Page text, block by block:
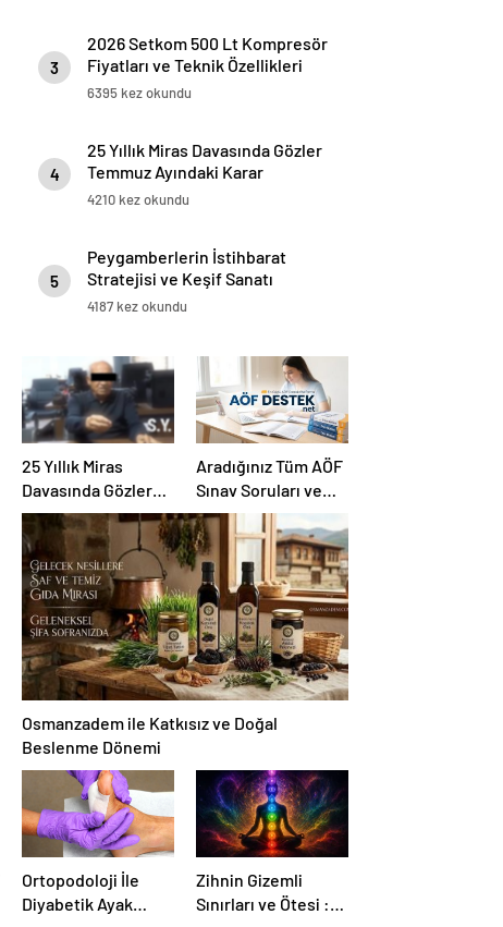
3
2026 Setkom 500 Lt Kompresör
Fiyatları ve Teknik Özellikleri
6395 kez okundu
4
25 Yıllık Miras Davasında Gözler
Temmuz Ayındaki Karar
Duruşmasına Çevrildi
4210 kez okundu
5
Peygamberlerin İstihbarat
Stratejisi ve Keşif Sanatı
4187 kez okundu
25 Yıllık Miras
Davasında Gözler
Temmuz Ayındaki
Karar Duruşmasına
Çevrildi
Aradığınız Tüm AÖF
Sınav Soruları ve
Canlı Açıköğretim
Forumu Burada
Osmanzadem ile Katkısız ve Doğal
Beslenme Dönemi
Ortopodoloji İle
Diyabetik Ayak
Zihnin Gizemli
Sınırları ve Ötesi :